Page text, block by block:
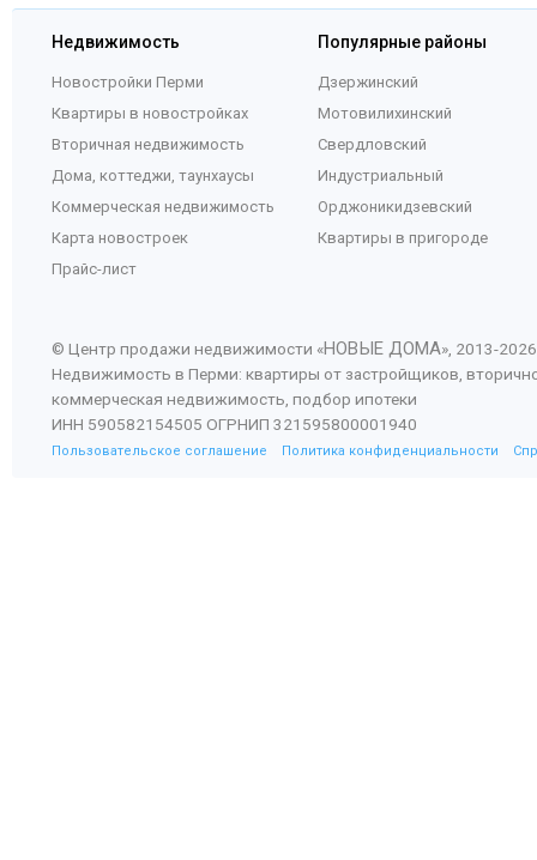
Недвижимость
Новостройки Перми
Квартиры в новостройках
Вторичная недвижимость
Дома, коттеджи, таунхаусы
Коммерческая недвижимость
Карта новостроек
Прайс-лист
Популярные районы
Дзержинский
Мотовилихинский
Свердловский
Индустриальный
Орджоникидзевский
Квартиры в пригороде
© Центр продажи недвижимости «НОВЫЕ ДОМА», 2013-2026
Недвижимость в Перми: квартиры от застройщиков,
коммерческая недвижимость, подбор ипотеки
ИНН 590582154505 ОГРНИП 321595800001940
Пользовательское соглашение Политика конфиденциальности